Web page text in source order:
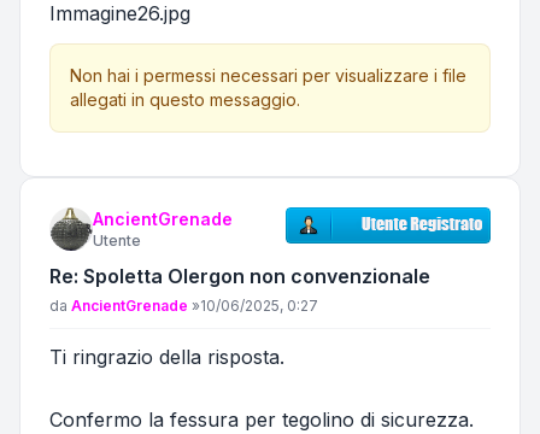
Immagine26.jpg
Non hai i permessi necessari per visualizzare i file
allegati in questo messaggio.
AncientGrenade
Utente
Re: Spoletta Olergon non convenzionale
Messaggio
da AncientGrenade »10/06/2025, 0:27
Ti ringrazio della risposta.
Confermo la fessura per tegolino di sicurezza.